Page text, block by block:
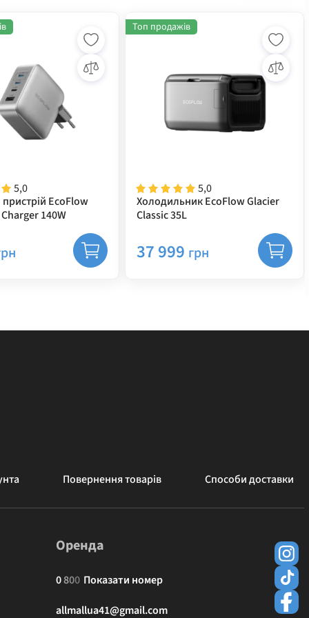
5,0
EcoFlow
140W
5,0
Холодильник EcoFlow Glacier
Classic 35L
Топ продажів
37 999 грн
Повернення товарів Способи доставки
Оренда
0800 Показати номер
allmallua41@gmail.com